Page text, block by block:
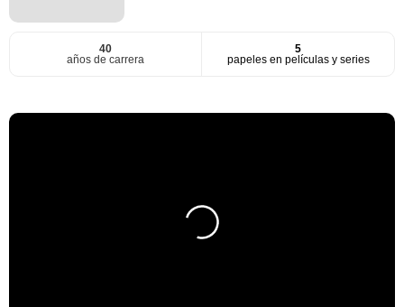
40
años de carrera
5
papeles en películas y series